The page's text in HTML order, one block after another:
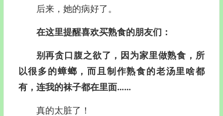
后来，她的病好了。
在这里提醒喜欢买熟食的朋友们：
别再贪口腹之欲了，因为家里做熟食，所
以很多的蟑螂，而且制作熟食的老汤里啥都
有，连我的袜子都在里面……
真的太脏了！